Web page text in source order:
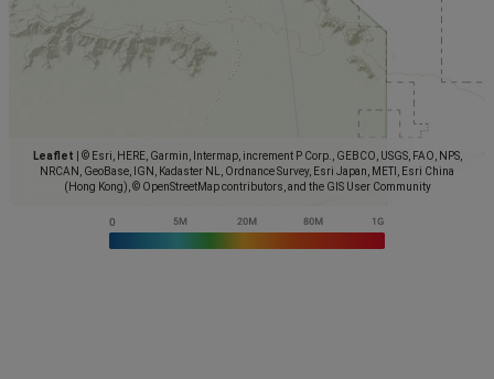
Leaflet
© Esri, HERE, Garmin, Intermap, increment P Corp., GEBCO, USGS, FAO, NPS,
NRCAN, GeoBase, IGN, Kadaster NL, Ordnance Survey, Esri Japan, METI, Esri China
(Hong Kong), © OpenStreetMap contributors, and the GIS User Community